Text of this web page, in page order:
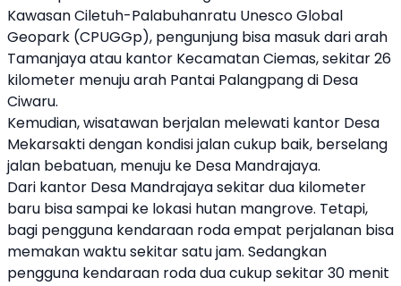
Kawasan Ciletuh-Palabuhanratu Unesco Global
Geopark (CPUGGp), pengunjung bisa masuk dari arah
Tamanjaya atau kantor Kecamatan Ciemas, sekitar 26
kilometer menuju arah Pantai Palangpang di Desa
Ciwaru.
Kemudian, wisatawan berjalan melewati kantor Desa
Mekarsakti dengan kondisi jalan cukup baik, berselang
jalan bebatuan, menuju ke Desa Mandrajaya.
Dari kantor Desa Mandrajaya sekitar dua kilometer
baru bisa sampai ke lokasi hutan mangrove. Tetapi,
bagi pengguna kendaraan roda empat perjalanan bisa
memakan waktu sekitar satu jam. Sedangkan
pengguna kendaraan roda dua cukup sekitar 30 menit